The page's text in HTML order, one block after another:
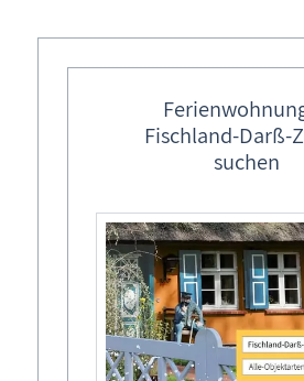
Freizeit
Wissenswertes
Donnerstag, 4.
Fischland-Darß-
suchen